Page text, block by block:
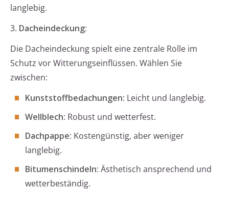
langlebig.
3. Dacheindeckung:
Die Dacheindeckung spielt eine zentrale Rolle im
Schutz vor Witterungseinflüssen. Wählen Sie
zwischen:
Kunststoffbedachungen: Leicht und langlebig.
Wellblech: Robust und wetterfest.
Dachpappe: Kostengünstig, aber weniger
langlebig.
Bitumenschindeln: Ästhetisch ansprechend und
wetterbeständig.